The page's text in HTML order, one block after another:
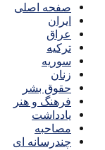
صفحه اصلی
ایران
عراق
ترکیه
سوریه
زنان
حقوق بشر
فرهنگ و هنر
یادداشت
مصاحبه
چندرسانه ای